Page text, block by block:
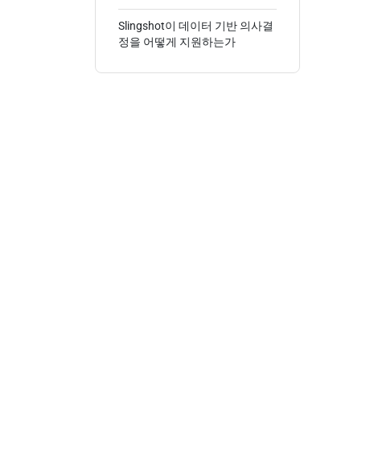
Slingshot이 데이터 기반 의사결
정을 어떻게 지원하는가